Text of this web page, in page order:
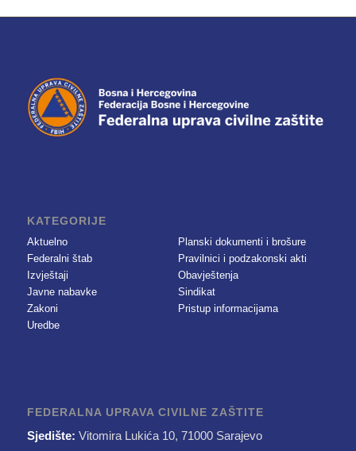
KATEGORIJE
Aktuelno
Federalni štab
Izvještaji
Javne nabavke
Zakoni
Uredbe
Planski dokumenti i brošure
Pravilnici i podzakonski akti
Obavještenja
Sindikat
Pristup informacijama
FEDERALNA UPRAVA CIVILNE ZAŠTITE
Sjedište: Vitomira Lukića 10, 71000 Sarajevo